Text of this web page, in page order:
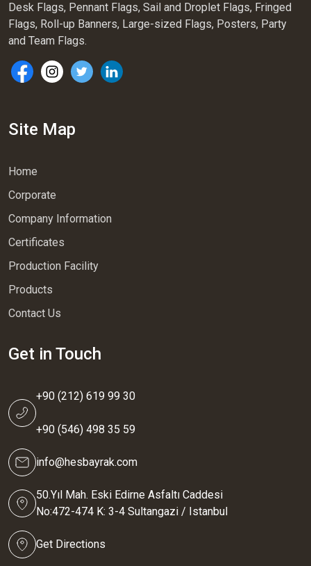
Desk Flags, Pennant Flags, Sail and Droplet Flags, Fringed
Flags, Roll-up Banners, Large-sized Flags, Posters, Party
and Team Flags.
Site Map
Home
Corporate
Company Information
Certificates
Production Facility
Products
Contact Us
Get in Touch
+90 (212) 619 99 30
+90 (546) 498 35 59
info@hesbayrak.com
50.Yıl Mah. Eski Edirne Asfaltı Caddesi
No:472-474 K: 3-4 Sultangazi / Istanbul
Get Directions